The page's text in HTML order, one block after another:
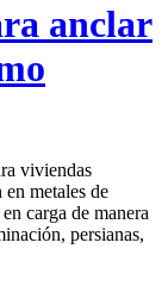
anclar
viviendas
metales de
carga de manera
persianas,